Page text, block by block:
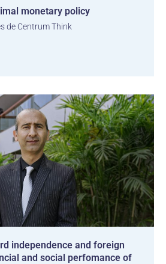
monetary policy
de Centrum Think
independence and foreign
and social perfomance of